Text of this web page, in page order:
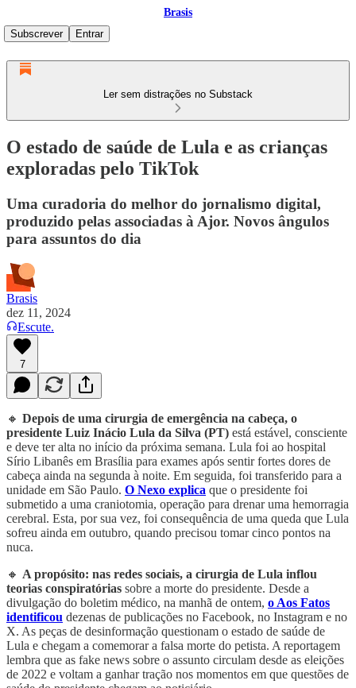
Brasis
Subscrever
Entrar
Ler sem distrações no Substack
O estado de saúde de Lula e as crianças
exploradas pelo TikTok
Uma curadoria do melhor do jornalismo digital,
produzido pelas associadas à Ajor. Novos ângulos
para assuntos do dia
Brasis
dez 11, 2024
Escute.
7
🔸 Depois de uma cirurgia de emergência na cabeça, o
presidente Luiz Inácio Lula da Silva (PT) está estável, consciente
e deve ter alta no início da próxima semana. Lula foi ao hospital
Sírio Libanês em Brasília para exames após sentir fortes dores de
cabeça ainda na segunda à noite. Em seguida, foi transferido para a
unidade em São Paulo. O Nexo explica que o presidente foi
submetido a uma craniotomia, operação para drenar uma hemorragia
cerebral. Esta, por sua vez, foi consequência de uma queda que Lula
sofreu ainda em outubro, quando precisou tomar cinco pontos na
nuca.
🔸 A propósito: nas redes sociais, a cirurgia de Lula inflou
teorias conspiratórias sobre a morte do presidente. Desde a
divulgação do boletim médico, na manhã de ontem, o Aos Fatos
identificou dezenas de publicações no Facebook, no Instagram e no
X. As peças de desinformação questionam o estado de saúde de
Lula e chegam a comemorar a falsa morte do petista. A reportagem
lembra que as fake news sobre o assunto circulam desde as eleições
de 2022 e voltam a ganhar tração nos momentos em que questões de